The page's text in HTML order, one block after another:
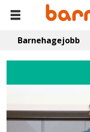
Barnehagejobb